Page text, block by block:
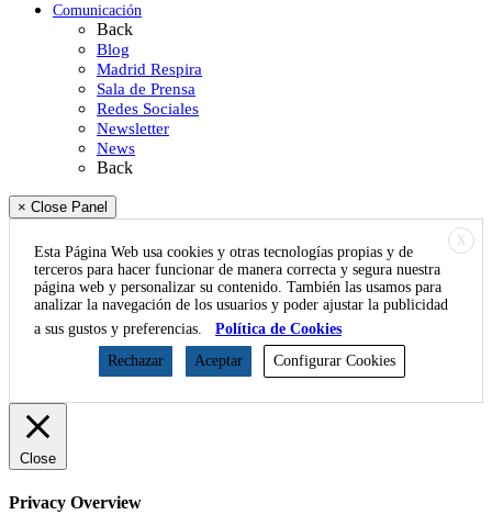
Comunicación
Back
Blog
Madrid Respira
Sala de Prensa
Redes Sociales
Newsletter
News
Back
× Close Panel
X
Esta Página Web usa cookies y otras tecnologías propias y de
terceros para hacer funcionar de manera correcta y segura nuestra
página web y personalizar su contenido. También las usamos para
analizar la navegación de los usuarios y poder ajustar la publicidad
a sus gustos y preferencias.
Política de Cookies
Rechazar
Aceptar Configurar Cookies
Close
Privacy Overview